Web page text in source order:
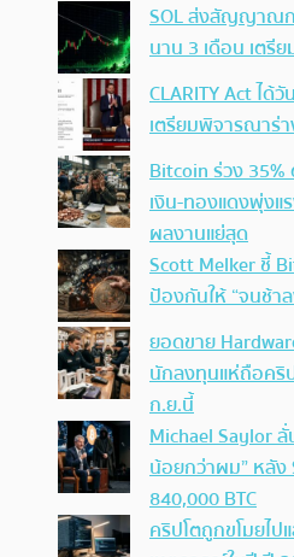
SOL ส่งสัญญาณก
นาน 3 เดือน เตรี
CLARITY Act ได้
เตรียมพิจารณาร่
Bitcoin ร่วง
เงิน-ทองแดงพุ่งแ
ผลงานแย่สุด
Scott Melker ชี้
ป้องกันให้ “จนช้า
ยอดขาย
นักลงทุนแห่ถือคริ
ก.ย.นี้
Michael Saylor
น้อยกว่าผม” หลัง
840,000 BTC
คริปโตถูกขโมยไป